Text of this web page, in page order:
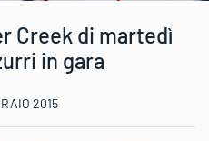
Creek di martedì
in gara
2015